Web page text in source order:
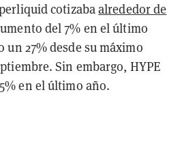
cotizabaalrededor de
del 7% en el último
un 27% desde su máximo
Sin embargo, HYPE
en el último año.